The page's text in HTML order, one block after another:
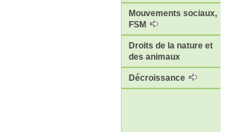
Mouvements sociaux,
FSM
Droits de la nature et
des animaux
Décroissance